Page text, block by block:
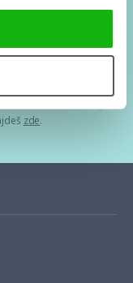
osobních údajů
si
zde.